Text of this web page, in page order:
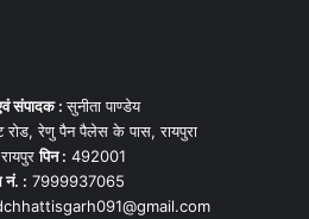
संपादक :सुनीता पाण्डेय
रोड, रेणु पैन पैलेस के पास, रायपुरा
रायपुरपिन : 492001
नं. : 7999937065